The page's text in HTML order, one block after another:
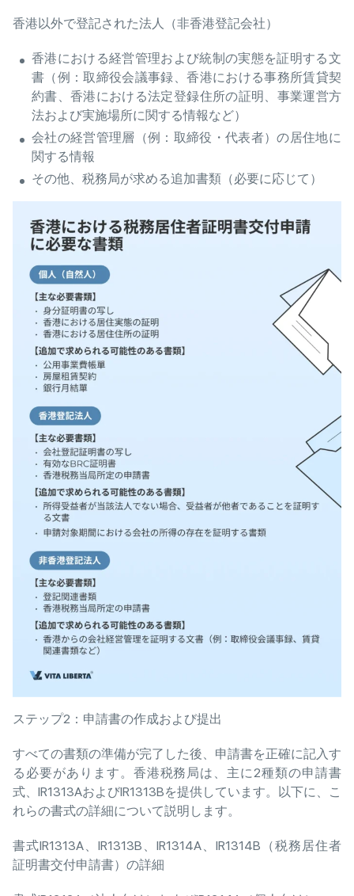
香港以外で登記された法人（非香港登記会社）
香港における経営管理および統制の実態を証明する文
書（例：取締役会議事録、香港における事務所賃貸契
約書、香港における法定登録住所の証明、事業運営方
法および実施場所に関する情報など）
会社の経営管理層（例：取締役・代表者）の居住地に
関する情報
その他、税務局が求める追加書類（必要に応じて）
ステップ2：申請書の作成および提出
すべての書類の準備が完了した後、申請書を正確に記入す
る必要があります。香港税務局は、主に2種類の申請書
式、IR1313AおよびIR1313Bを提供しています。以下に、こ
れらの書式の詳細について説明します。
書式IR1313A、IR1313B、IR1314A、IR1314B（税務居住者
証明書交付申請書）の詳細